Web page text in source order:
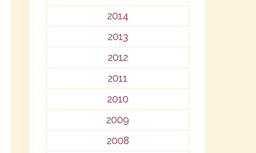
2014
2013
2012
2011
2010
2009
2008